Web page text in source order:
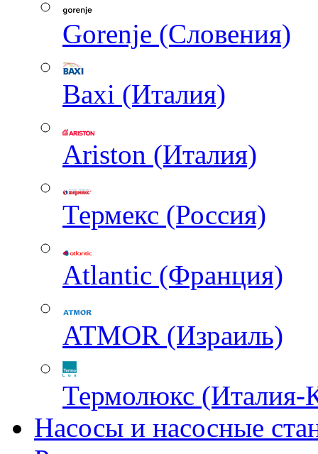
Gorenje (Словения)
Baxi (Италия)
Ariston (Италия)
Термекс (Россия)
Atlantic (Франция)
ATMOR (Израиль)
Термолюкс (Италия-
Насосы и насосные